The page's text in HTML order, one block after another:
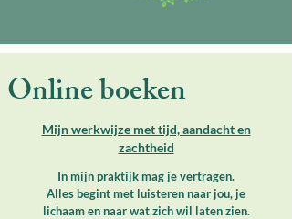
Online boeken
Mijn werkwijze met tijd, aandacht en
zachtheid
In mijn praktijk mag je vertragen.
Alles begint met luisteren naar jou, je
lichaam en naar wat zich wil laten zien.